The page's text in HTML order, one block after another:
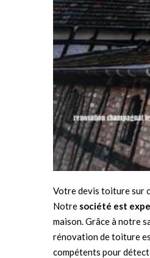
Votre devis toiture sur
Notre société est
maison. Grâce à notre
rénovation de toiture
compétents pour